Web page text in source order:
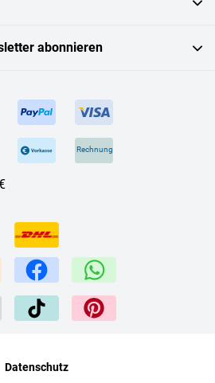
Rechnung
abonnieren
Datenschutz